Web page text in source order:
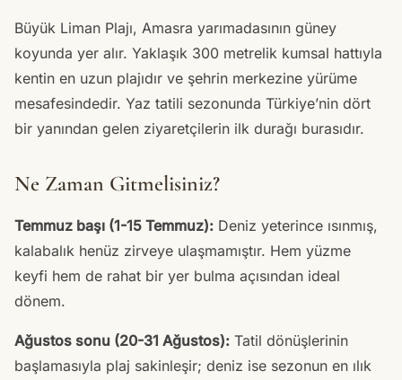
Büyük Liman Plajı, Amasra yarımadasının güney
koyunda yer alır. Yaklaşık 300 metrelik kumsal hattıyla
kentin en uzun plajıdır ve şehrin merkezine yürüme
mesafesindedir. Yaz tatili sezonunda Türkiye’nin dört
bir yanından gelen ziyaretçilerin ilk durağı burasıdır.
Ne Zaman Gitmelisiniz?
Temmuz başı (1-15 Temmuz): Deniz yeterince ısınmış,
kalabalık henüz zirveye ulaşmamıştır. Hem yüzme
keyfi hem de rahat bir yer bulma açısından ideal
dönem.
Ağustos sonu (20-31 Ağustos): Tatil dönüşlerinin
başlamasıyla plaj sakinleşir; deniz ise sezonun en ılık